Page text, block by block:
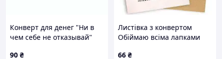
Конверт для денег "Ни в
чем себе не отказывай"
90 ₴
Листівка з конвертом
Обіймаю всіма лапками
66 ₴